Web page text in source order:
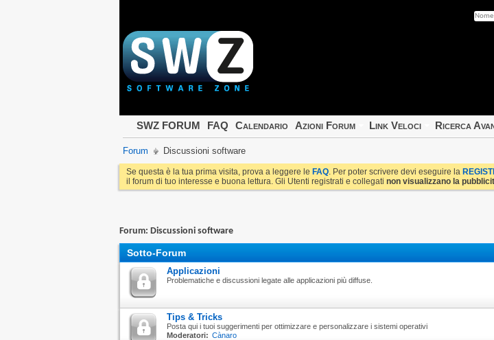
SWZ FORUM FAQ Calendario Azioni Forum Link Veloci Ricerca
Forum Discussioni software
Se questa è la tua prima visita, prova a leggere le FAQ. Per poter scrivere devi eseguire la
il forum di tuo interesse e buona lettura. Gli Utenti registrati e collegati non visualizzano la
Forum: Discussioni software
Sotto-Forum
Applicazioni
Problematiche e discussioni legate alle applicazioni più diffuse.
Tips & Tricks
Posta qui i tuoi suggerimenti per ottimizzare e personalizzare i sistemi operativi
Moderatori: Cànaro